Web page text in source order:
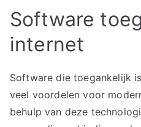
Software
internet
Software die toegankelijk
veel voordelen voor
behulp van deze